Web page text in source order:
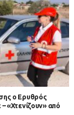
ο Ερυθρός
«Χτενίζουν» από